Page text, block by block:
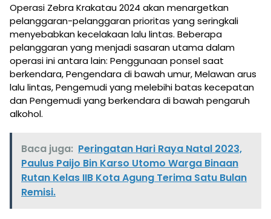
Operasi Zebra Krakatau 2024 akan menargetkan
pelanggaran-pelanggaran prioritas yang seringkali
menyebabkan kecelakaan lalu lintas. Beberapa
pelanggaran yang menjadi sasaran utama dalam
operasi ini antara lain: Penggunaan ponsel saat
berkendara, Pengendara di bawah umur, Melawan arus
lalu lintas, Pengemudi yang melebihi batas kecepatan
dan Pengemudi yang berkendara di bawah pengaruh
alkohol.
Baca juga: Peringatan Hari Raya Natal 2023,
Paulus Paijo Bin Karso Utomo Warga Binaan
Rutan Kelas IIB Kota Agung Terima Satu Bulan
Remisi.